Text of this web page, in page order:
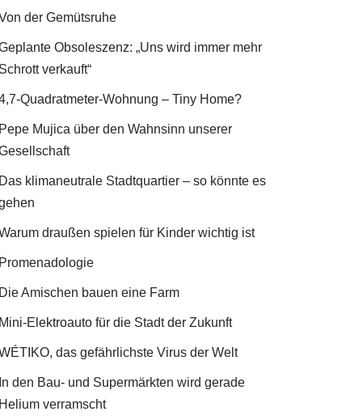
der Gemütsruhe
Obsoleszenz: „Uns wird immer mehr
Schrott verkauft“
Quadratmeter-Wohnung – Tiny Home?
Pepe Mujica über den Wahnsinn unserer
Das klimaneutrale Stadtquartier – so könnte es
draußen spielen für Kinder wichtig ist
Promenadologie
Die Amischen bauen eine Farm
Mini-Elektroauto für die Stadt der Zukunft
das gefährlichste Virus der Welt
In den Bau- und Supermärkten wird gerade
Helium verramscht